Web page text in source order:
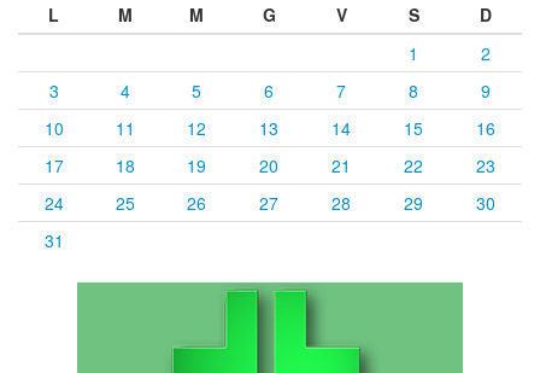
L
M M G V S
D
1
2
3
4 5 6 7 8
9
10
11 12 13 14 15
16
17
18 19 20 21 22
23
24
25 26 27 28 29
30
31